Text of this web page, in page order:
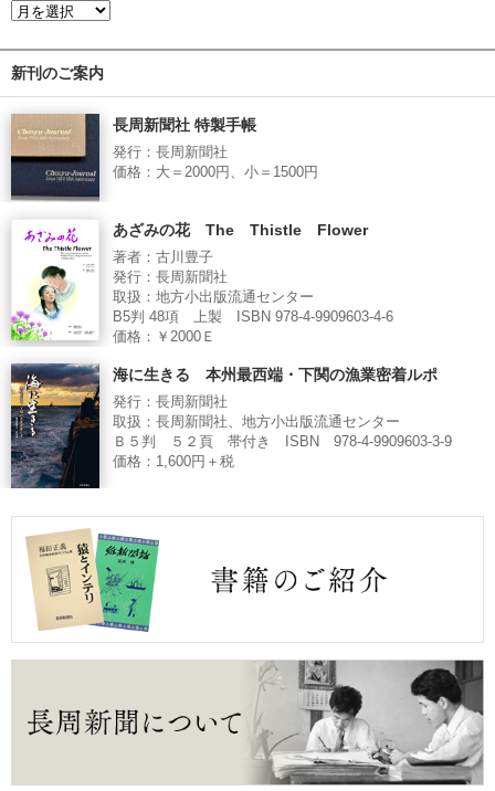
新刊のご案内
長周新聞社 特製手帳
発行：長周新聞社
価格：大＝2000円、小＝1500円
あざみの花 The Thistle Flower
著者：古川豊子
発行：長周新聞社
取扱：地方小出版流通センター
B5判 48項 上製 ISBN 978-4-9909603-4-6
価格：￥2000Ｅ
海に生きる 本州最西端・下関の漁業密着ルポ
発行：長周新聞社
取扱：長周新聞社、地方小出版流通センター
Ｂ５判 ５２頁 帯付き ISBN 978-4-9909603-3-9
価格：1,600円＋税